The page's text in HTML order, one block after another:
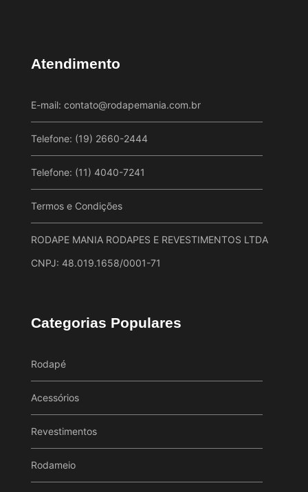
Atendimento
E-mail: contato@rodapemania.com.br
Telefone: (19) 2660-2444
Telefone: (11) 4040-7241
Termos e Condições
RODAPE MANIA RODAPES E REVESTIMENTOS LTDA
CNPJ: 48.019.1658/0001-71
Categorias Populares
Rodapé
Acessórios
Revestimentos
Rodameio